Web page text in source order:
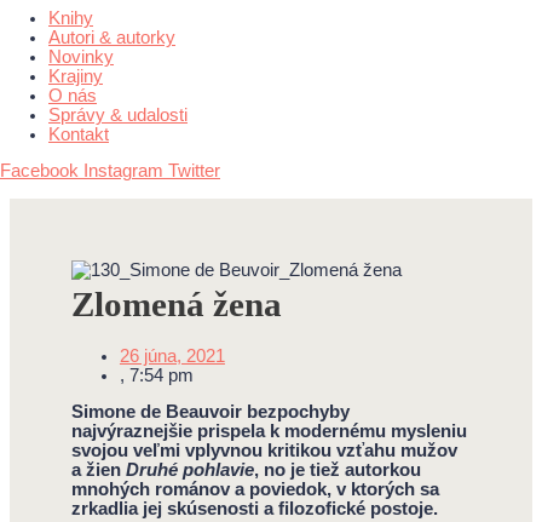
Knihy
Autori & autorky
Novinky
Krajiny
O nás
Správy & udalosti
Kontakt
Facebook Instagram Twitter
Zlomená žena
26 júna, 2021
, 7:54 pm
Simone de Beauvoir bezpochyby
najvýraznejšie prispela k modernému mysleniu
svojou veľmi vplyvnou kritikou vzťahu mužov
a žien Druhé pohlavie, no je tiež autorkou
mnohých románov a poviedok, v ktorých sa
zrkadlia jej skúsenosti a filozofické postoje.